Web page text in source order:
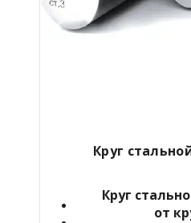
Круг
Круг
от